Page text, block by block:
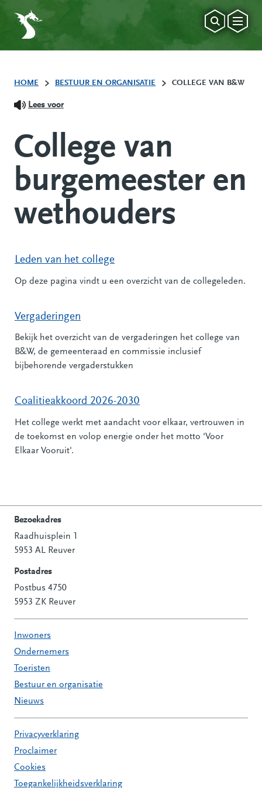
HOME BESTUUR EN ORGANISATIE COLLEGE VAN B&W
Lees voor
College van
burgemeester en
wethouders
Leden van het college
Op deze pagina vindt u een overzicht van de collegeleden.
Vergaderingen
Bekijk het overzicht van de vergaderingen het college van
B&W, de gemeenteraad en commissie inclusief
bijbehorende vergaderstukken
Coalitieakkoord 2026-2030
Het college werkt met aandacht voor elkaar, vertrouwen in
de toekomst en volop energie onder het motto ‘Voor
Elkaar Vooruit'.
Contactinformatie
Bezoekadres
Raadhuisplein 1
5953 AL Reuver
Postadres
Postbus 4750
5953 ZK Reuver
Inwoners
Ondernemers
Toeristen
Bestuur en organisatie
Nieuws
Privacyverklaring
Proclaimer
Cookies
Toegankelijkheidsverklaring